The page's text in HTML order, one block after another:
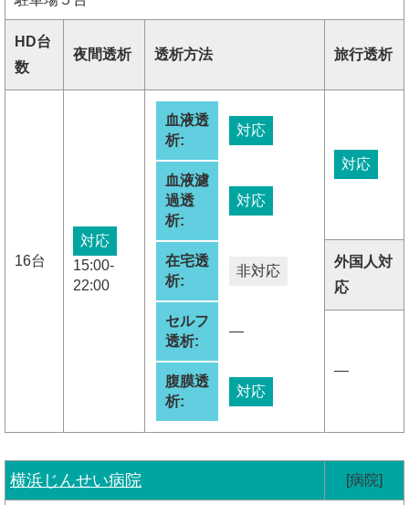
HD台
数
夜間透析 透析方法 旅行透析
16台
対応
15:00-
22:00
血液透
析:
対応
血液濾
過透
析:
対応
在宅透
析:
非対応
セルフ
透析:
―
腹膜透
析:
対応
対応
外国人対
応
―
横浜じんせい病院 [病院]